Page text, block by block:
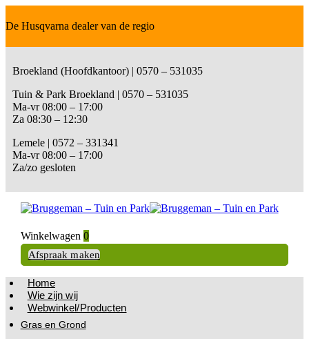
De Husqvarna dealer van de regio
Broekland (Hoofdkantoor) | 0570 – 531035
Tuin & Park Broekland | 0570 – 531035
Ma-vr 08:00 – 17:00
Za 08:30 – 12:30
Lemele | 0572 – 331341
Ma-vr 08:00 – 17:00
Za/zo gesloten
Winkelwagen 0
Afspraak maken
Home
Wie zijn wij
Webwinkel/Producten
Gras en Grond